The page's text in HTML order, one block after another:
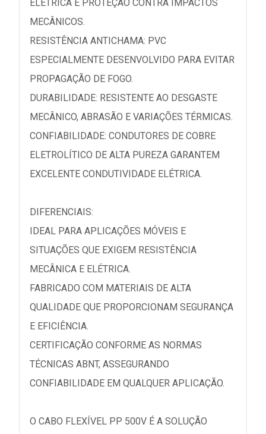
ELÉTRICA E PROTEÇÃO CONTRA IMPACTOS
MECÂNICOS.
RESISTÊNCIA ANTICHAMA: PVC
ESPECIALMENTE DESENVOLVIDO PARA EVITAR
PROPAGAÇÃO DE FOGO.
DURABILIDADE: RESISTENTE AO DESGASTE
MECÂNICO, ABRASÃO E VARIAÇÕES TÉRMICAS.
CONFIABILIDADE: CONDUTORES DE COBRE
ELETROLÍTICO DE ALTA PUREZA GARANTEM
EXCELENTE CONDUTIVIDADE ELÉTRICA.
DIFERENCIAIS:
IDEAL PARA APLICAÇÕES MÓVEIS E
SITUAÇÕES QUE EXIGEM RESISTÊNCIA
MECÂNICA E ELÉTRICA.
FABRICADO COM MATERIAIS DE ALTA
QUALIDADE QUE PROPORCIONAM SEGURANÇA
E EFICIÊNCIA.
CERTIFICAÇÃO CONFORME AS NORMAS
TÉCNICAS ABNT, ASSEGURANDO
CONFIABILIDADE EM QUALQUER APLICAÇÃO.
O CABO FLEXÍVEL PP 500V É A SOLUÇÃO